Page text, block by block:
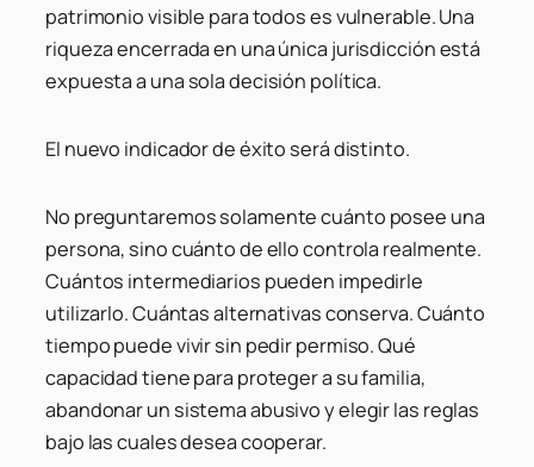
patrimonio visible para todos es vulnerable. Una
riqueza encerrada en una única jurisdicción está
expuesta a una sola decisión política.
El nuevo indicador de éxito será distinto.
No preguntaremos solamente cuánto posee una
persona, sino cuánto de ello controla realmente.
Cuántos intermediarios pueden impedirle
utilizarlo. Cuántas alternativas conserva. Cuánto
tiempo puede vivir sin pedir permiso. Qué
capacidad tiene para proteger a su familia,
abandonar un sistema abusivo y elegir las reglas
bajo las cuales desea cooperar.